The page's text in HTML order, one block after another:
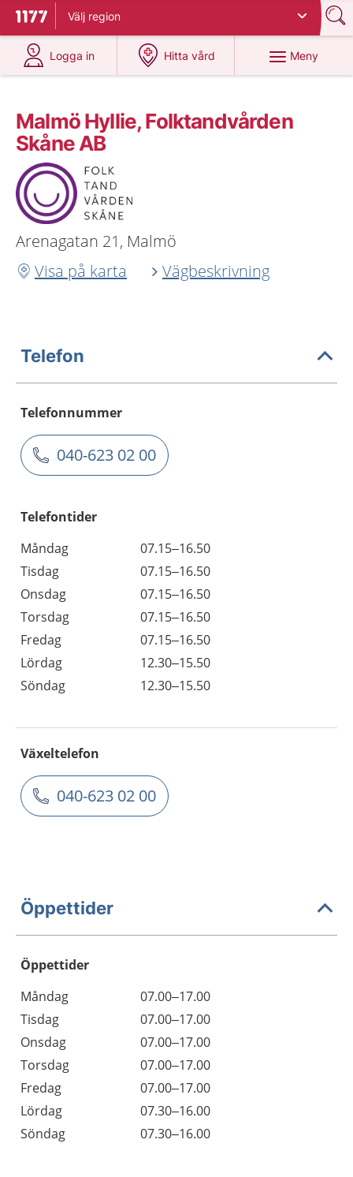
Till startsidan för 1177
Välj region
Logga in
på 1177.se
Hitta vård
på 1177.se
Meny
Malmö Hyllie, Folktandvården
Skåne AB
Arenagatan 21, Malmö
Visa på karta
Vägbeskrivning
Telefon
Telefonnummer
040-623 02 00
Telefontider
Måndag
07.15–16.50
Tisdag
07.15–16.50
Onsdag
07.15–16.50
Torsdag
07.15–16.50
Fredag
07.15–16.50
Lördag
12.30–15.50
Söndag
12.30–15.50
Växeltelefon
040-623 02 00
Öppettider
Öppettider
Dag
Öppettider
Kommentarer
Måndag
07.00–17.00
Tisdag
07.00–17.00
Onsdag
07.00–17.00
Torsdag
07.00–17.00
Fredag
07.00–17.00
Lördag
07.30–16.00
Söndag
07.30–16.00